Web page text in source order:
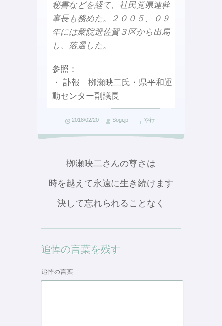
秘書などを経て、社民党県連幹
事長も務めた。２００５、０９
年には衆院選佐賀３区から出馬
し、落選した。
参照：
・ 訃報 栁瀬映二氏・県平和運
動センター副議長
2018/02/20 Sogi.jp や行
栁瀬映二さんの尊さは
時を越えて永遠に生き続けます
決して忘れられることなく
追悼の言葉を残す
追悼の言葉